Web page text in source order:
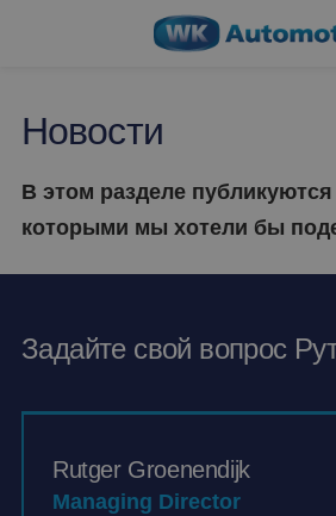
Новости
В этом разделе
которыми мы хотели бы
Задайте свой вопрос
Rutger Groenendijk
Managing Director